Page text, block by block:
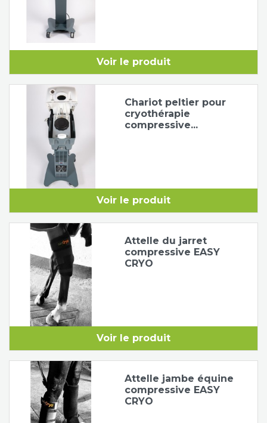
Voir le produit
Chariot peltier pour
cryothérapie
compressive...
Voir le produit
Attelle du jarret
compressive EASY
CRYO
Voir le produit
Attelle jambe équine
compressive EASY
CRYO